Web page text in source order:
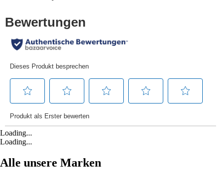
Loading...
Loading...
Alle unsere Marken